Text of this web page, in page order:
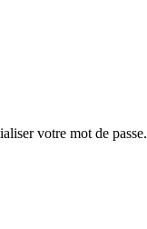
votre mot de passe.